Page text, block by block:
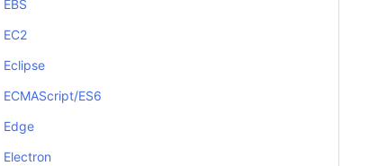
EBS
EC2
Eclipse
ECMAScript/ES6
Edge
Electron